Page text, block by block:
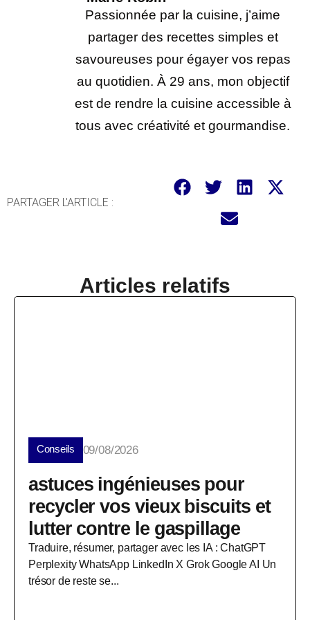
Passionnée par la cuisine, j’aime
partager des recettes simples et
savoureuses pour égayer vos repas
au quotidien. À 29 ans, mon objectif
est de rendre la cuisine accessible à
tous avec créativité et gourmandise.
PARTAGER L'ARTICLE :
Articles relatifs
Conseils 09/08/2026
astuces ingénieuses pour
recycler vos vieux biscuits et
lutter contre le gaspillage
Traduire, résumer, partager avec les IA : ChatGPT
Perplexity WhatsApp LinkedIn X Grok Google AI Un
trésor de reste se...